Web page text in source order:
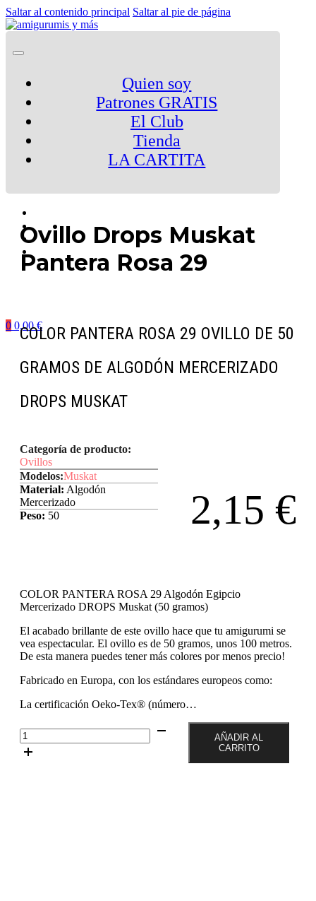
Saltar al contenido principal Saltar al pie de página
Quien soy
Patrones GRATIS
El Club
Tienda
LA CARTITA
0 0,00€
Ovillo Drops Muskat
Pantera Rosa 29
COLOR PANTERA ROSA 29 OVILLO DE 50
GRAMOS DE ALGODÓN MERCERIZADO
DROPS MUSKAT
Categoría de producto:
Ovillos
Modelos:Muskat
Material: Algodón
Mercerizado
Peso: 50 2,15 €
COLOR PANTERA ROSA 29 Algodón Egipcio
Mercerizado DROPS Muskat (50 gramos)
El acabado brillante de este ovillo hace que tu amigurumi se
vea espectacular. El ovillo es de 50 gramos, unos 100 metros.
De esta manera puedes tener más colores por menos precio!
Fabricado en Europa, con los estándares europeos como:
La certificación Oeko-Tex® (número…
Color
Pantera
Rosa
AÑADIR AL
CARRITO